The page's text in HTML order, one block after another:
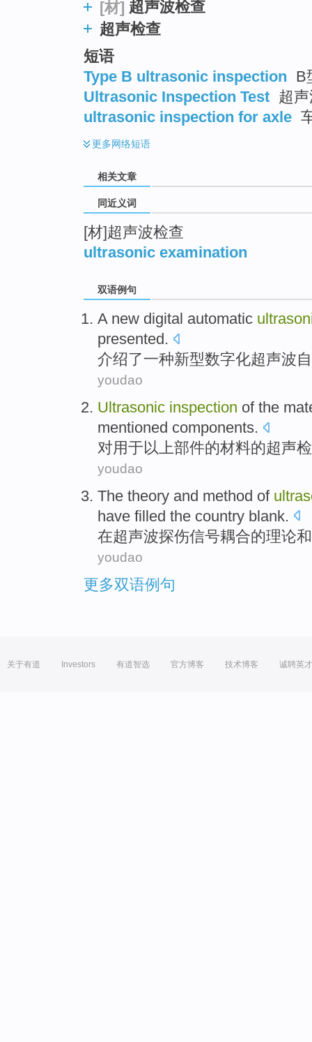
[材] 超声波检查
超声检查
短语
Type B ultrasonic inspection B
Ultrasonic Inspection Test 超
ultrasonic inspection for axle
更多网络短语
相关文章
同近义词
[材]超声波检查
ultrasonic examination
双语例句
A new digital automatic
presented.
介绍了一种新型数字化超声波
youdao
Ultrasonic inspection of the
mentioned components.
对用于以上部件的材料的超声
youdao
The theory and method of
have filled the country blank.
在超声波探伤信号耦合的理论和
youdao
更多双语例句
关于有道 Investors 有道智选 官方博客 技术博客 诚聘英才